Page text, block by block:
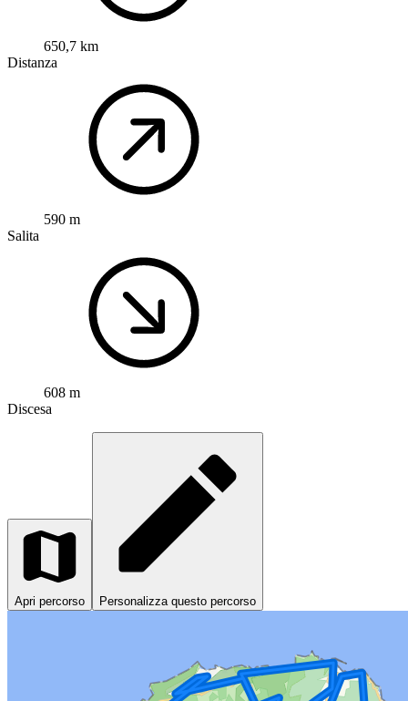
650,7 km
Distanza
590 m
Salita
608 m
Discesa
Apri percorso Personalizza questo percorso